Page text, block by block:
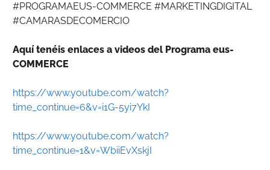
#PROGRAMAEUS-COMMERCE #MARKETINGDIGITAL
#CAMARASDECOMERCIO
Aquí tenéis enlaces a videos del Programa eus-
COMMERCE
https://www.youtube.com/watch?
time_continue=6&v=i1G-5yi7YkI
https://www.youtube.com/watch?
time_continue=1&v=WbiiEvXskjI